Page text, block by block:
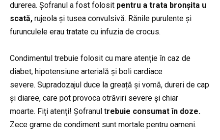
durerea. Șofranul a fost folosit pentru a trata bronșita u
scată, rujeola și tusea convulsivă. Rănile purulente și
furunculele erau tratate cu infuzia de crocus.
Condimentul trebuie folosit cu mare atenție în caz de
diabet, hipotensiune arterială și boli cardiace
severe. Supradozajul duce la greață și vomă, dureri de cap
și diaree, care pot provoca otrăviri severe și chiar
moarte. Fiți atenți! Șofranul trebuie consumat în doze.
Zece grame de condiment sunt mortale pentru oameni.